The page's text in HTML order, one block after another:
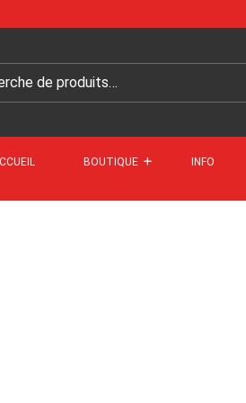
BOUTIQUE INFO